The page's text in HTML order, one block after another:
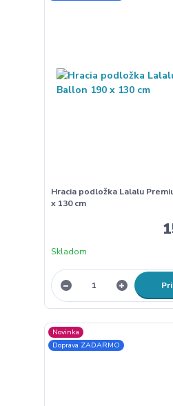
Hracia podložka Lalalu
x 130 cm
Skladom
Novinka
Doprava ZADARMO